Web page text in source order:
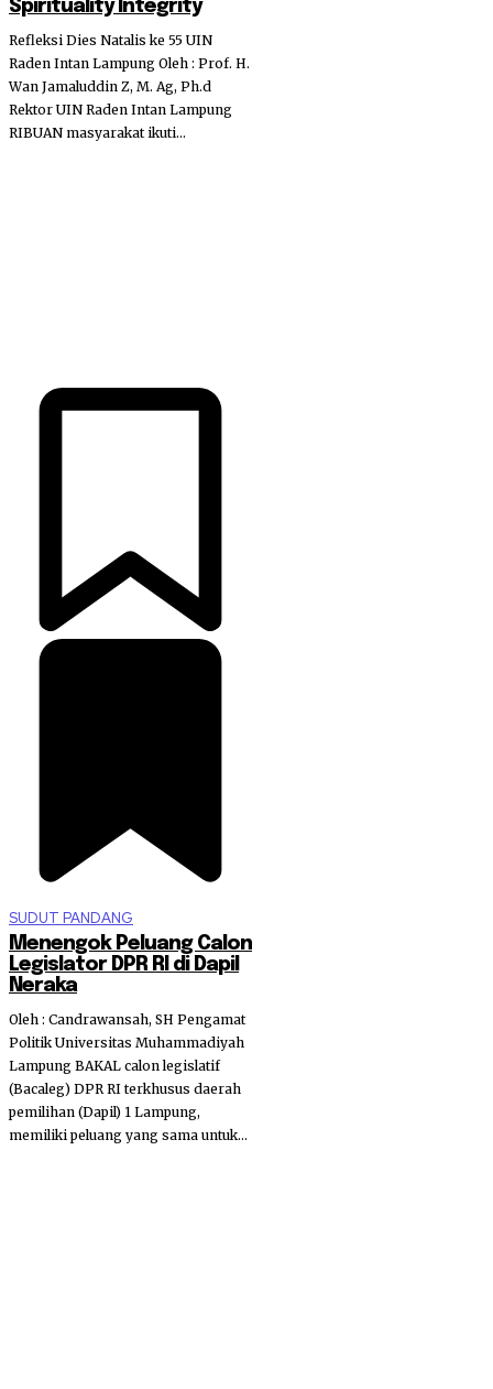
Spirituality Integrity
Refleksi Dies Natalis ke 55 UIN
Raden Intan Lampung Oleh : Prof. H.
Wan Jamaluddin Z, M. Ag, Ph.d
Rektor UIN Raden Intan Lampung
RIBUAN masyarakat ikuti...
SUDUT PANDANG
Menengok Peluang Calon
Legislator DPR RI di Dapil
Neraka
Oleh : Candrawansah, SH Pengamat
Politik Universitas Muhammadiyah
Lampung BAKAL calon legislatif
(Bacaleg) DPR RI terkhusus daerah
pemilihan (Dapil) 1 Lampung,
memiliki peluang yang sama untuk...